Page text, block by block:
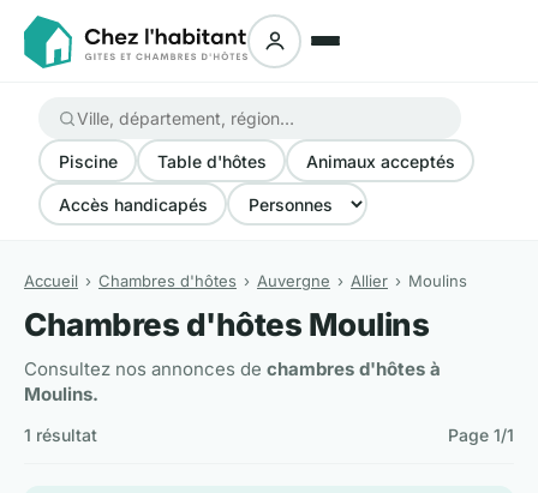
Piscine Table d'hôtes Animaux acceptés
Accès handicapés
Accueil Chambres d'hôtes Auvergne Allier Moulins
Chambres d'hôtes Moulins
Consultez nos annonces de chambres d'hôtes à
Moulins.
1 résultat Page 1/1